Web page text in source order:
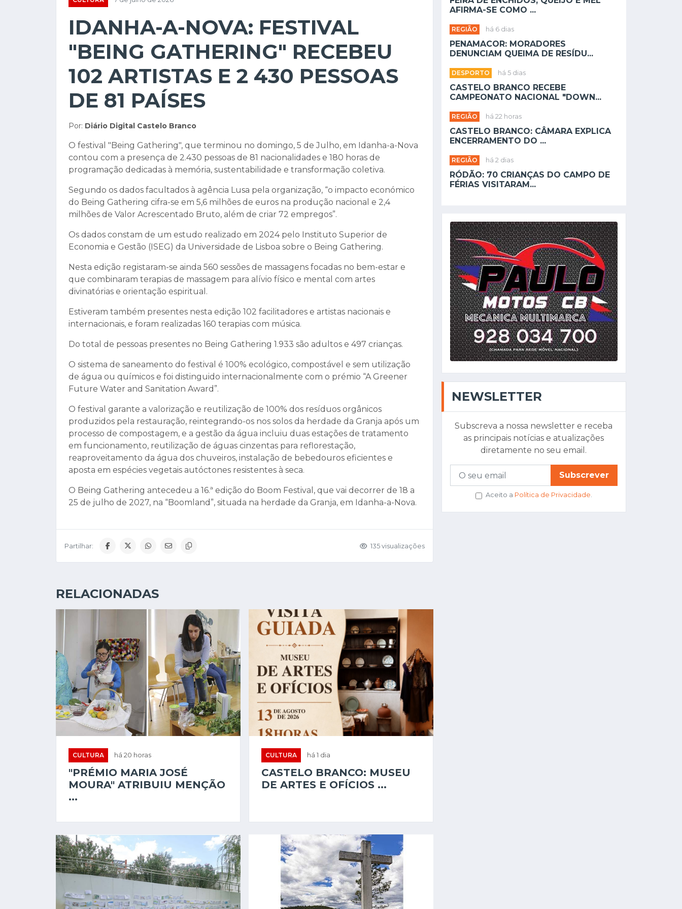
IDANHA-A-NOVA: FESTIVAL
"BEING GATHERING" RECEBEU
102 ARTISTAS E 2 430 PESSOAS
DE 81 PAÍSES
Por: Diário Digital Castelo Branco
O festival "Being Gathering", que terminou no domingo, 5 de Julho, em Idanha-a-Nova
contou com a presença de 2.430 pessoas de 81 nacionalidades e 180 horas de
programação dedicadas à memória, sustentabilidade e transformação coletiva.
Segundo os dados facultados à agência Lusa pela organização, “o impacto económico
do Being Gathering cifra-se em 5,6 milhões de euros na produção nacional e 2,4
milhões de Valor Acrescentado Bruto, além de criar 72 empregos”.
Os dados constam de um estudo realizado em 2024 pelo Instituto Superior de
Economia e Gestão (ISEG) da Universidade de Lisboa sobre o Being Gathering.
Nesta edição registaram-se ainda 560 sessões de massagens focadas no bem-estar e
que combinaram terapias de massagem para alívio físico e mental com artes
divinatórias e orientação espiritual.
Estiveram também presentes nesta edição 102 facilitadores e artistas nacionais e
internacionais, e foram realizadas 160 terapias com música.
Do total de pessoas presentes no Being Gathering 1.933 são adultos e 497 crianças.
O sistema de saneamento do festival é 100% ecológico, compostável e sem utilização
de água ou químicos e foi distinguido internacionalmente com o prémio “A Greener
Future Water and Sanitation Award”.
O festival garante a valorização e reutilização de 100% dos resíduos orgânicos
produzidos pela restauração, reintegrando-os nos solos da herdade da Granja após um
processo de compostagem, e a gestão da água incluiu duas estações de tratamento
em funcionamento, reutilização de águas cinzentas para reflorestação,
reaproveitamento da água dos chuveiros, instalação de bebedouros eficientes e
aposta em espécies vegetais autóctones resistentes à seca.
O Being Gathering antecedeu a 16.ª edição do Boom Festival, que vai decorrer de 18 a
25 de julho de 2027, na “Boomland”, situada na herdade da Granja, em Idanha-a-Nova.
Partilhar: 135 visualizações
RELACIONADAS
CULTURA há 20 horas
"PRÉMIO MARIA JOSÉ
MOURA" ATRIBUIU MENÇÃO
...
CULTURA há 1 dia
CASTELO BRANCO: MUSEU
DE ARTES E OFÍCIOS ...
AFIRMA-SE COMO ...
REGIÃO há 6 dias
PENAMACOR: MORADORES
DENUNCIAM QUEIMA DE RESÍDU...
DESPORTO há 5 dias
CASTELO BRANCO RECEBE
CAMPEONATO NACIONAL "DOWN...
REGIÃO há 22 horas
CASTELO BRANCO: CÂMARA EXPLICA
ENCERRAMENTO DO ...
REGIÃO há 2 dias
RÓDÃO: 70 CRIANÇAS DO CAMPO DE
FÉRIAS VISITARAM...
NEWSLETTER
Subscreva a nossa newsletter e receba
as principais notícias e atualizações
diretamente no seu email.
Subscrever
Aceito a Política de Privacidade.